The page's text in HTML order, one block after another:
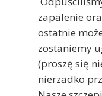
zapalenie
ostatnie
zostaniemy
(proszę się
nierzadko